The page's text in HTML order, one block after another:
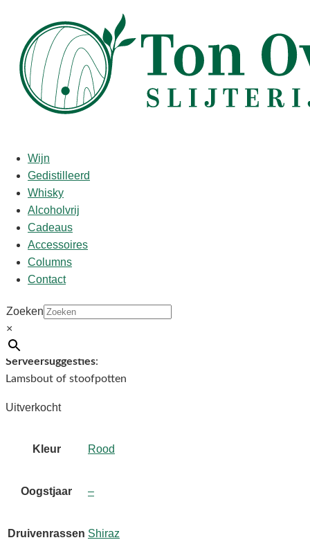
Wijn
Gedistilleerd
Whisky
Alcoholvrij
Cadeaus
Accessoires
Columns
Contact
Zoeken
×
Start/ shop / Wijn/ Red Heads Studio Corroboree
16,95
Smaakomschrijving
Aroma’s van chocola, lichte tintjes van tabak. Tonen van
pepertjes, diep donker rood fruit in de mond. De afdronk is
mooi rond en lang. Mondvullende wijn, maar een flinke
jongen!
Druivenras:
Shiraz
Serveersuggesties:
Lamsbout of stoofpotten
Uitverkocht
Kleur Rood
Oogstjaar –
Druivenrassen Shiraz